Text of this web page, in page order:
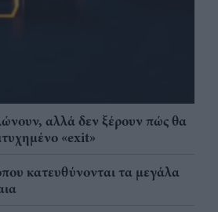
αλλά δεν ξέρουν πώς θα
«exit»
κατευθύνονται τα μεγάλα